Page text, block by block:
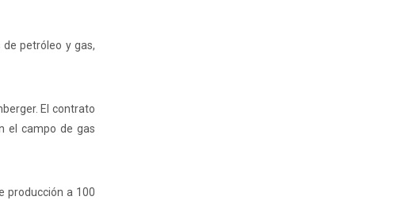
petróleo y gas,
El contrato
el campo de gas
producción a 100